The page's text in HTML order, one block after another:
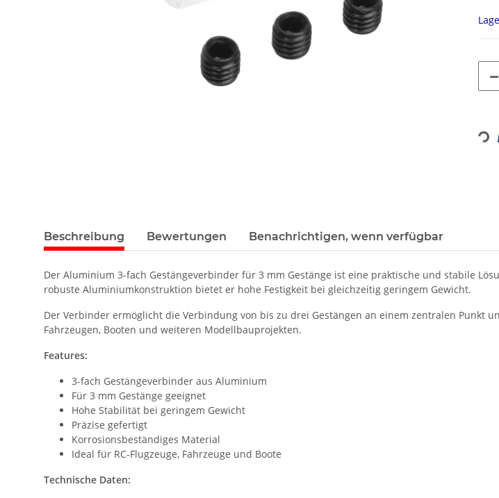
Beschreibung Bewertungen Benachrichtigen, wenn verfügbar
Der Aluminium 3-fach Gestängeverbinder für 3 mm Gestänge ist eine praktische und stabile
robuste Aluminiumkonstruktion bietet er hohe Festigkeit bei gleichzeitig geringem Gewicht.
Der Verbinder ermöglicht die Verbindung von bis zu drei Gestängen an einem zentralen Punkt
Fahrzeugen, Booten und weiteren Modellbauprojekten.
Features:
3-fach Gestängeverbinder aus Aluminium
Für 3 mm Gestänge geeignet
Hohe Stabilität bei geringem Gewicht
Präzise gefertigt
Korrosionsbeständiges Material
Ideal für RC-Flugzeuge, Fahrzeuge und Boote
Technische Daten: